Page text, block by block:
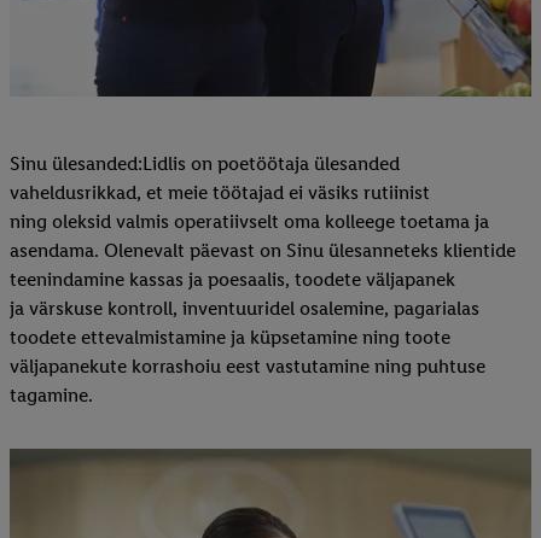
Sinu ülesanded:Lidlis on poetöötaja ülesanded
vaheldusrikkad, et meie töötajad ei väsiks rutiinist
ning oleksid valmis operatiivselt oma kolleege toetama ja
asendama. Olenevalt päevast on Sinu ülesanneteks klientide
teenindamine kassas ja poesaalis, toodete väljapanek
ja värskuse kontroll, inventuuridel osalemine, pagarialas
toodete ettevalmistamine ja küpsetamine ning toote
väljapanekute korrashoiu eest vastutamine ning puhtuse
tagamine.